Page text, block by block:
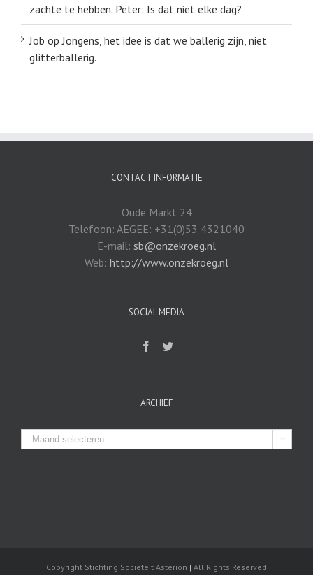
zachte te hebben. Peter: Is dat niet elke dag?
Job opJongens, het idee is dat we ballerig zijn, niet
glitterballerig.
CONTACT INFORMATIE
Oude Markt 24
Telefoon: AEGEE: +31(0)53 4321040
E-mail: sb@onzekroeg.nl
Web: http://www.onzekroeg.nl
SOCIAL MEDIA
ARCHIEF

Copyright Stichting Sociëteit Asterion | All Rights Reserved